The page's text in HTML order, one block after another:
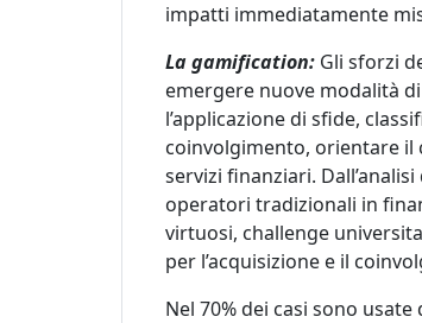
impatti immediatamente
La gamification: Gli sforzi
emergere nuove modalità
l’applicazione di sfide,
coinvolgimento, orientare il
servizi finanziari.
operatori tradizionali in
virtuosi, challenge
per l’acquisizione e il
Nel 70% dei casi sono usate